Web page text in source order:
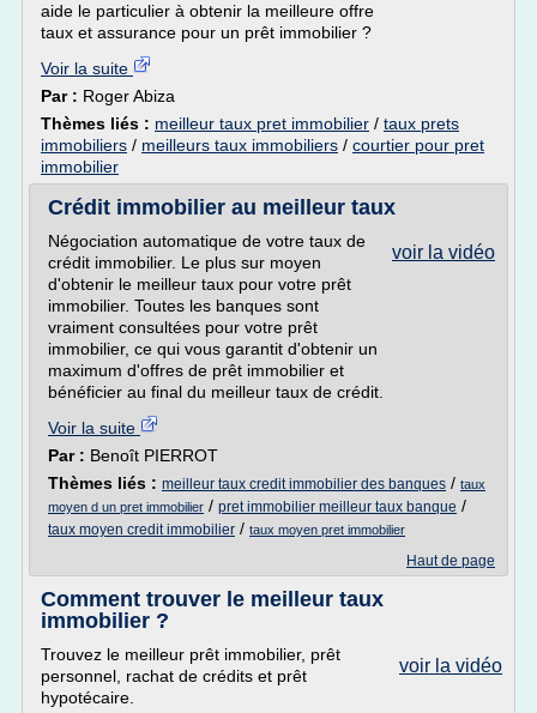
aide le particulier à obtenir la meilleure offre
taux et assurance pour un prêt immobilier ?
Voir la suite
Par : Roger Abiza
Thèmes liés : meilleur taux pret immobilier / taux prets
immobiliers / meilleurs taux immobiliers / courtier pour pret
immobilier
Crédit immobilier au meilleur taux
voir la vidéo
Négociation automatique de votre taux de
crédit immobilier. Le plus sur moyen
d'obtenir le meilleur taux pour votre prêt
immobilier. Toutes les banques sont
vraiment consultées pour votre prêt
immobilier, ce qui vous garantit d'obtenir un
maximum d'offres de prêt immobilier et
bénéficier au final du meilleur taux de crédit.
Voir la suite
Par : Benoît PIERROT
Thèmes liés : meilleur taux credit immobilier des banques / taux
moyen d un pret immobilier / pret immobilier meilleur taux banque /
taux moyen credit immobilier / taux moyen pret immobilier
Haut de page
Comment trouver le meilleur taux
immobilier ?
voir la vidéo
Trouvez le meilleur prêt immobilier, prêt
personnel, rachat de crédits et prêt
hypotécaire.